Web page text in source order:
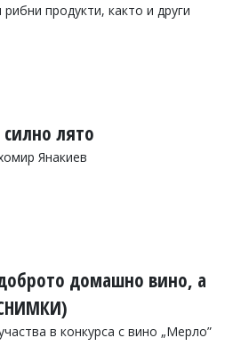
продукти, както и други
лято
Янакиев
домашно вино, а
в конкурса с вино „Мерло”